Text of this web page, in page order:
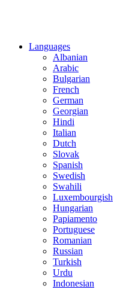
Languages
Albanian
Arabic
Bulgarian
French
German
Georgian
Hindi
Italian
Dutch
Slovak
Spanish
Swedish
Swahili
Luxembourgish
Hungarian
Papiamento
Portuguese
Romanian
Russian
Turkish
Urdu
Indonesian